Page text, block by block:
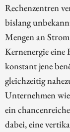
Rechenzentren
bislang
Mengen an
Kernenergie eine
konstant jene
gleichzeitig
Unternehmen
ein
dabei, eine